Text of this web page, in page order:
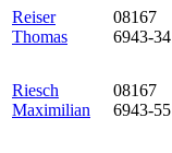
Reiser
Thomas
08167
6943-34
Riesch
Maximilian
08167
6943-55